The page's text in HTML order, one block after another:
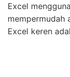
Excel
mempermudah
Excel keren